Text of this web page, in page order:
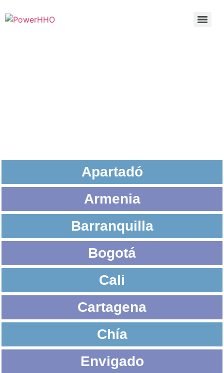
Apartadó
Armenia
Barranquilla
Bogotá
Cali
Cartagena
Chía
Envigado